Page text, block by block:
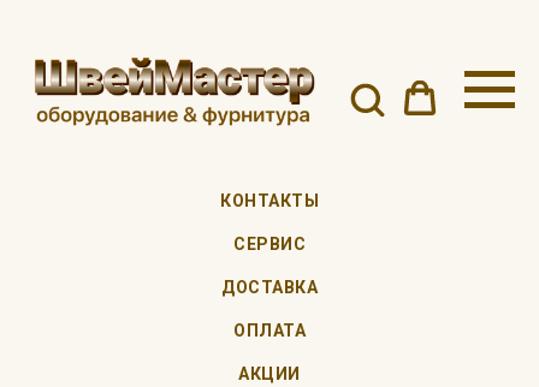
КОНТАКТЫ
СЕРВИС
ДОСТАВКА
ОПЛАТА
АКЦИИ